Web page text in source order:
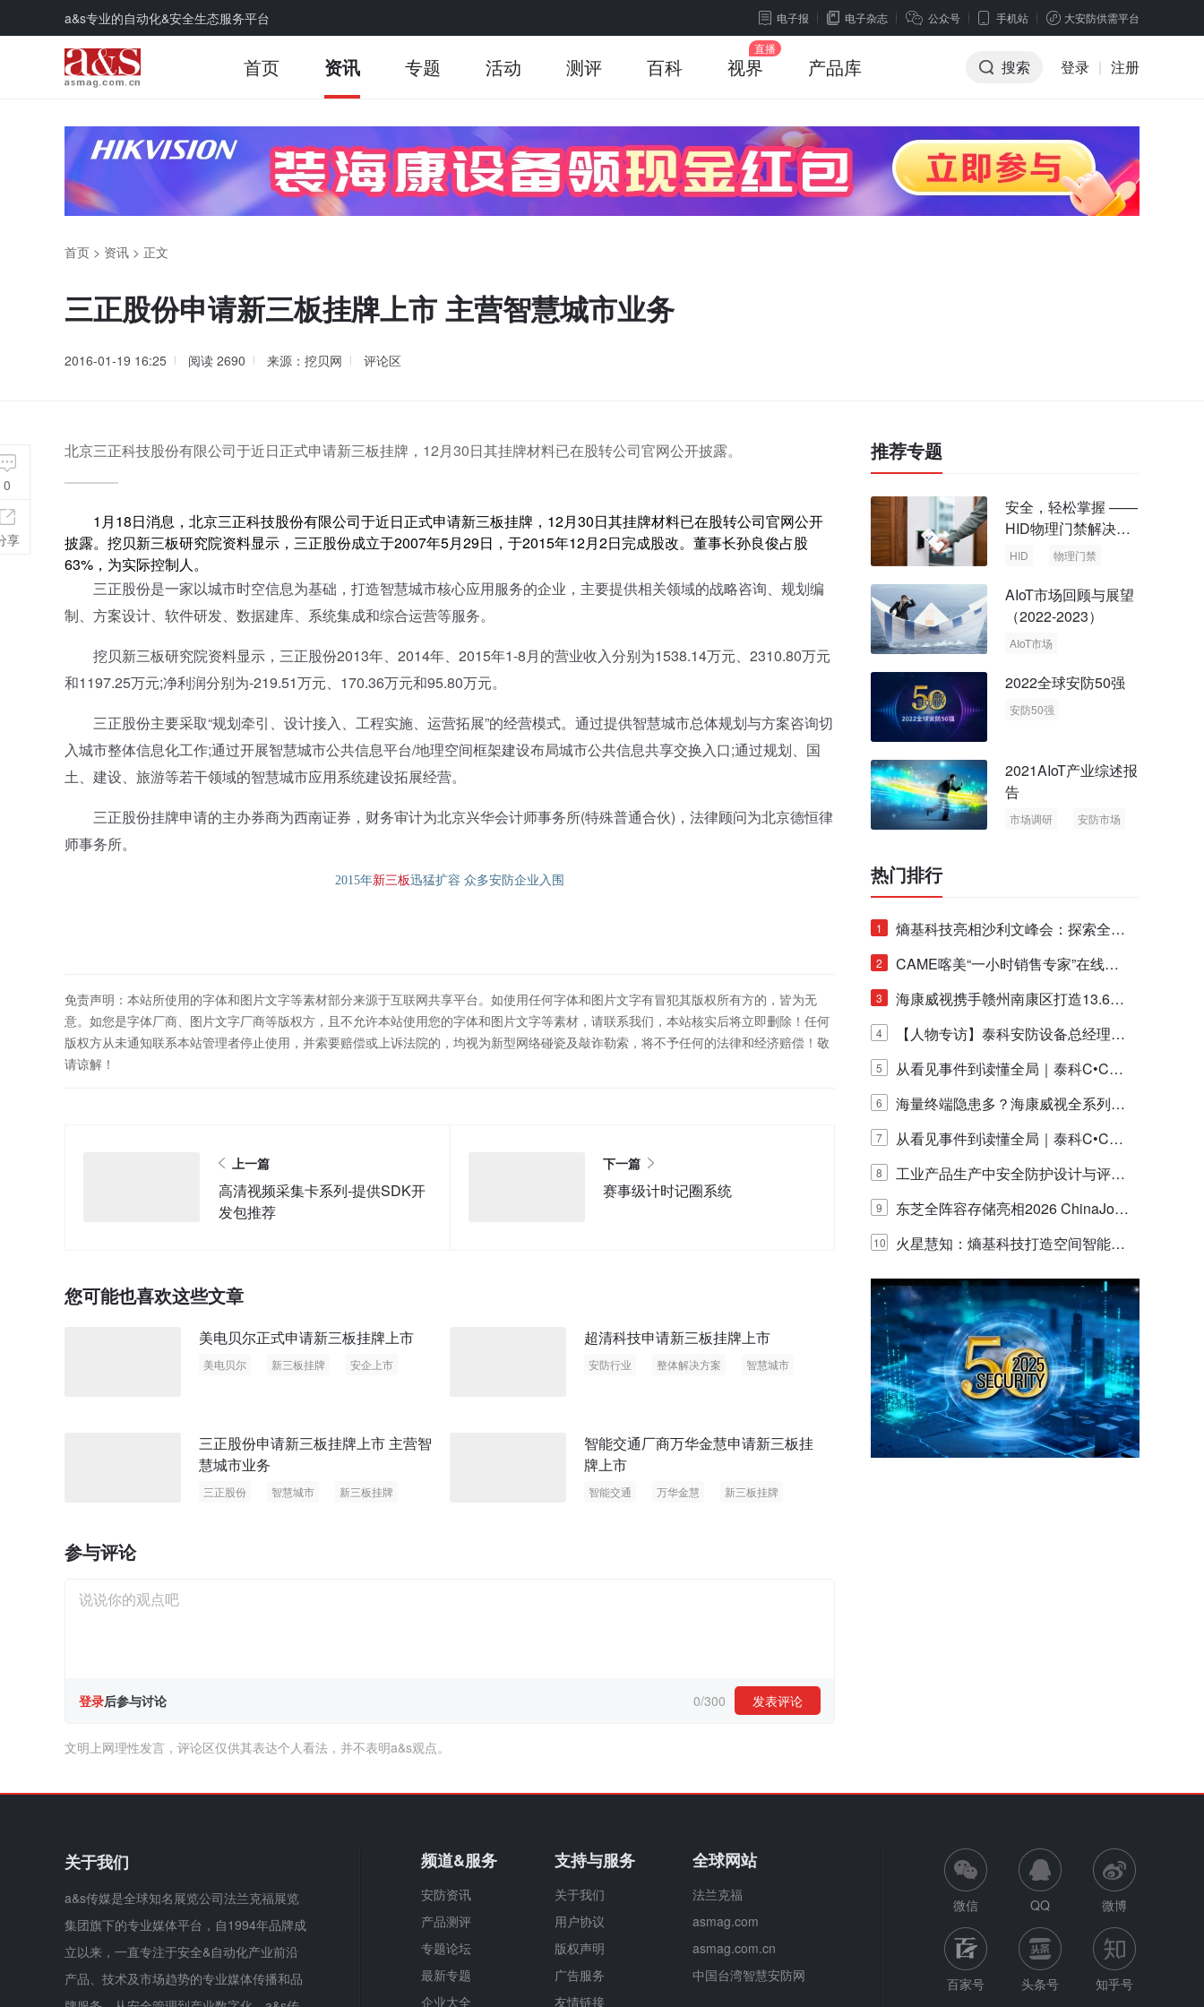
a&s专业的自动化&安全生态服务平台 电子报 电子杂志 公众号 手机站 大安防供需平台
首页 资讯 专题 活动 测评 百科 视界 产品库 搜索 登录 | 注册
首页 > 资讯 > 正文
三正股份申请新三板挂牌上市 主营智慧城市业务
2016-01-19 16:25 阅读 2690 来源：挖贝网 评论区
北京三正科技股份有限公司于近日正式申请新三板挂牌，12月30日其挂牌材料已在股转公司官网公开披露。
1月18日消息，北京三正科技股份有限公司于近日正式申请新三板挂牌，12月30日其挂牌材料已在股转公司官网公开
披露。挖贝新三板研究院资料显示，三正股份成立于2007年5月29日，于2015年12月2日完成股改。董事长孙良俊占股
63%，为实际控制人。
三正股份是一家以城市时空信息为基础，打造智慧城市核心应用服务的企业，主要提供相关领域的战略咨询、规划编
制、方案设计、软件研发、数据建库、系统集成和综合运营等服务。
挖贝新三板研究院资料显示，三正股份2013年、2014年、2015年1-8月的营业收入分别为1538.14万元、2310.80万元
和1197.25万元;净利润分别为-219.51万元、170.36万元和95.80万元。
三正股份主要采取“规划牵引、设计接入、工程实施、运营拓展”的经营模式。通过提供智慧城市总体规划与方案咨询切
入城市整体信息化工作;通过开展智慧城市公共信息平台/地理空间框架建设布局城市公共信息共享交换入口;通过规划、国
土、建设、旅游等若干领域的智慧城市应用系统建设拓展经营。
三正股份挂牌申请的主办券商为西南证券，财务审计为北京兴华会计师事务所(特殊普通合伙)，法律顾问为北京德恒律
师事务所。
2015年新三板迅猛扩容 众多安防企业入围
免责声明：本站所使用的字体和图片文字等素材部分来源于互联网共享平台。如使用任何字体和图片文字有冒犯其版权所有方的，皆为无
意。如您是字体厂商、图片文字厂商等版权方，且不允许本站使用您的字体和图片文字等素材，请联系我们，本站核实后将立即删除！任何
版权方从未通知联系本站管理者停止使用，并索要赔偿或上诉法院的，均视为新型网络碰瓷及敲诈勒索，将不予任何的法律和经济赔偿！敬
请谅解！
上一篇
高清视频采集卡系列-提供SDK开
发包推荐
下一篇
赛事级计时记圈系统
您可能也喜欢这些文章
美电贝尔正式申请新三板挂牌上市
美电贝尔 新三板挂牌 安企上市
超清科技申请新三板挂牌上市
安防行业 整体解决方案
智慧城市
三正股份申请新三板挂牌上市 主营智
慧城市业务
三正股份 智慧城市 新三板挂牌
智能交通厂商万华金慧申请新三板挂
牌上市
智能交通 万华金慧 新三板挂牌
参与评论
登录后参与讨论 0/300 发表评论
文明上网理性发言，评论区仅供其表达个人看法，并不表明a&s观点。
0
享
推荐专题
安全，轻松掌握 ——
HID物理门禁解决方
案，启动智慧安全新
HID 物理门禁
AIoT市场回顾与展望
（2022-2023）
AIoT市场
2022全球安防50强
安防50强
2021AIoT产业综述报
告
市场调研
安防市场
热门排行
1
熵基科技亮相沙利文峰会：探索全栈
脑机技术商业化生态新路径
2
CAME喀美“一小时销售专家”在线赋
能培训正式启动！
3
海康威视携手赣州南康区打造13.6公
里绿波网
4
【人物专访】泰科安防设备总经理张
宁解码安防出海新范式
5
从看见事件到读懂全局｜泰科C•CUR
E IQ 3.20开启安防运营智能新时代
6
海量终端隐患多？海康威视全系列物
联安全产品，四层守护更放心！
7
从看见事件到读懂全局｜泰科C•CUR
E IQ 3.20开启安防运营智能新时代
8
工业产品生产中安全防护设计与评估
的实践与探讨
9
东芝全阵容存储亮相2026 ChinaJo
y，以海量数据底座赋能“与AI同游”新
体验
10
火星慧知：熵基科技打造空间智能时
代的认知中枢
关于我们
a&s传媒是全球知名展览公司法兰克福展览
集团旗下的专业媒体平台，自1994年品牌成
立以来，一直专注于安全&自动化产业前沿
产品、技术及市场趋势的专业媒体传播和品
频道&服务
安防资讯
产品测评
专题论坛
最新专题
企业大全
支持与服务
关于我们
用户协议
版权声明
广告服务
友情链接
全球网站
法兰克福
asmag.com
asmag.com.cn
中国台湾智慧安防网
微信 QQ 微博
百家号 头条号 知乎号